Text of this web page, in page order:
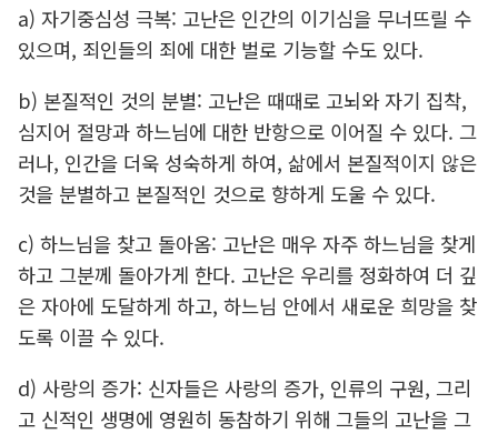
a) 자기중심성 극복: 고난은 인간의 이기심을 무너뜨릴 수
있으며, 죄인들의 죄에 대한 벌로 기능할 수도 있다.
b) 본질적인 것의 분별: 고난은 때때로 고뇌와 자기 집착,
심지어 절망과 하느님에 대한 반항으로 이어질 수 있다. 그
러나, 인간을 더욱 성숙하게 하여, 삶에서 본질적이지 않은
것을 분별하고 본질적인 것으로 향하게 도울 수 있다.
c) 하느님을 찾고 돌아옴: 고난은 매우 자주 하느님을 찾게
하고 그분께 돌아가게 한다. 고난은 우리를 정화하여 더 깊
은 자아에 도달하게 하고, 하느님 안에서 새로운 희망을 찾
도록 이끌 수 있다.
d) 사랑의 증가: 신자들은 사랑의 증가, 인류의 구원, 그리
고 신적인 생명에 영원히 동참하기 위해 그들의 고난을 그